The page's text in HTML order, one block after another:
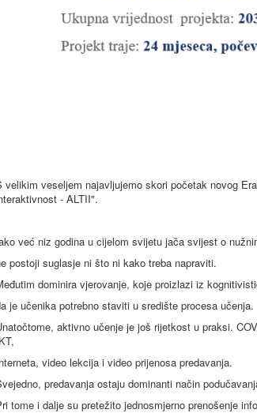
velikim veseljem najavljujemo skori početak novog
- ALTII".
već niz godina u cijelom svijetu jača svijest o
postoji suglasje ni što ni kako treba napraviti.
dominira vjerovanje, koje proizlazi iz
je učenika potrebno staviti u središte procesa učenja.
aktivno učenje je još rijetkost u praksi.
video lekcija i video prijenosa predavanja.
predavanja ostaju dominanti način
tome i dalje su pretežito jednosmjerno prenošenje